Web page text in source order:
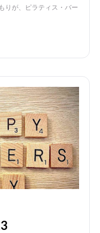
りが、ピラティス・バー